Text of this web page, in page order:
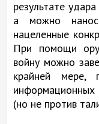
результате
а можно
нацеленные
При помощи
войну можно
крайней мере,
информационных
(но не против